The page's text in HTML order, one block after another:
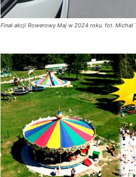
Finał akcji Rowerowy Maj w 2024 roku. fot. Michał